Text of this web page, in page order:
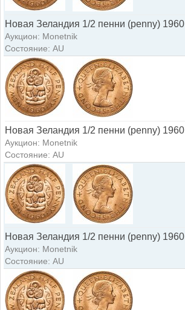
Новая Зеландия 1/2 пенни (penny) 1960
Аукцион: Monetnik
Состояние: AU
Новая Зеландия 1/2 пенни (penny) 1960
Аукцион: Monetnik
Состояние: AU
Новая Зеландия 1/2 пенни (penny) 1960
Аукцион: Monetnik
Состояние: AU